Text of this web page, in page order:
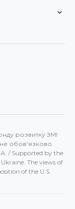
розвитку ЗМІ
не обов'язково
/ Supported by the
The views of
of the U.S.